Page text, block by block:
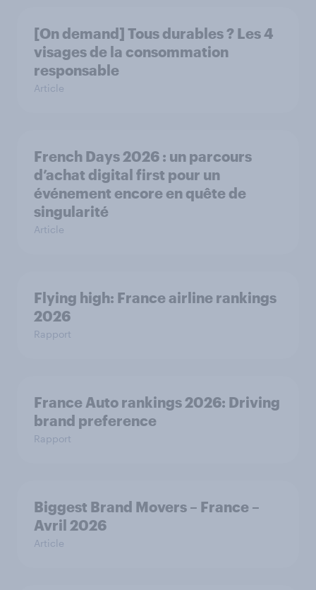
[On demand] Tous durables ? Les 4
visages de la consommation
responsable
Article
French Days 2026 : un parcours
d’achat digital first pour un
événement encore en quête de
singularité
Article
Flying high: France airline rankings
2026
Rapport
France Auto rankings 2026: ​Driving
brand preference
Rapport
Biggest Brand Movers – France –
Avril 2026
Article